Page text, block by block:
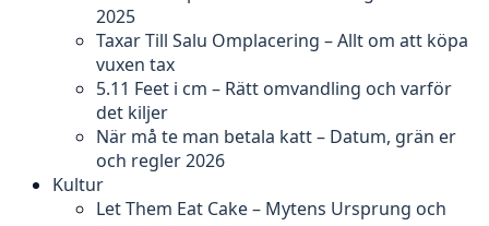
2025
Taxar Till Salu Omplacering – Allt om att köpa
vuxen tax
5.11 Feet i cm – Rätt omvandling och varför
det kiljer
När må te man betala katt – Datum, grän er
och regler 2026
Kultur
Let Them Eat Cake – Mytens Ursprung och